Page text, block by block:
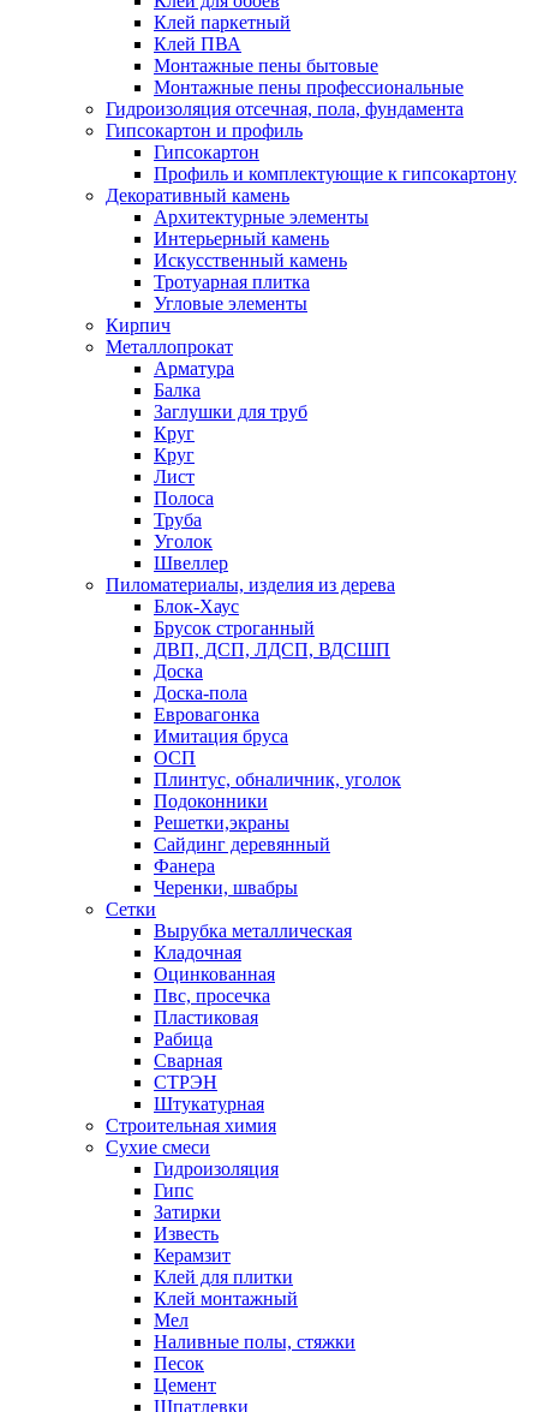
Клей паркетный
Клей ПВА
Монтажные пены бытовые
Монтажные пены профессиональные
Гидроизоляция отсечная, пола, фундамента
Гипсокартон и профиль
Гипсокартон
Профиль и комплектующие к гипсокартону
Декоративный камень
Архитектурные элементы
Интерьерный камень
Искусственный камень
Тротуарная плитка
Угловые элементы
Кирпич
Металлопрокат
Арматура
Балка
Заглушки для труб
Круг
Круг
Лист
Полоса
Труба
Уголок
Швеллер
Пиломатериалы, изделия из дерева
Блок-Хаус
Брусок строганный
ДВП, ДСП, ЛДСП, ВДСШП
Доска
Доска-пола
Евровагонка
Имитация бруса
ОСП
Плинтус, обналичник, уголок
Подоконники
Решетки,экраны
Сайдинг деревянный
Фанера
Черенки, швабры
Сетки
Вырубка металлическая
Кладочная
Оцинкованная
Пвс, просечка
Пластиковая
Рабица
Сварная
СТРЭН
Штукатурная
Строительная химия
Сухие смеси
Гидроизоляция
Гипс
Затирки
Известь
Керамзит
Клей для плитки
Клей монтажный
Мел
Наливные полы, стяжки
Песок
Цемент
Шпатлевки